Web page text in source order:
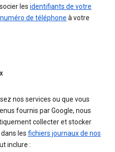
les identifiants de votre
numéro de téléphone à votre
nos services ou que vous
fournis par Google, nous
collecter et stocker
les fichiers journaux de nos
inclure :